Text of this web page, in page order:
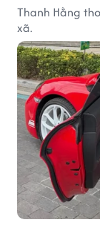
Thanh Hằng
xã.